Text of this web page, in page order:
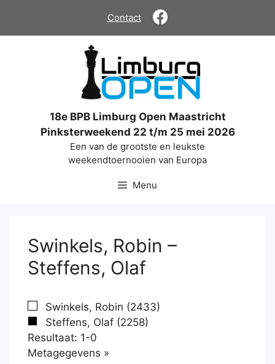
de
Contact
18e BPB Limburg Open Maastricht
Pinksterweekend 22 t/m 25 mei 2026
Een van de grootste en leukste
weekendtoernooien van Europa
Menu
Swinkels, Robin –
Steffens, Olaf
Swinkels, Robin (2433)
Steffens, Olaf (2258)
Resultaat: 1-0
Metagegevens »